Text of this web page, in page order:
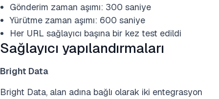
Gönderim zaman aşımı: 300 saniye
Yürütme zaman aşımı: 600 saniye
Her URL sağlayıcı başına bir kez test edildi
Sağlayıcı yapılandırmaları
Bright Data
Bright Data, alan adına bağlı olarak iki entegrasyon